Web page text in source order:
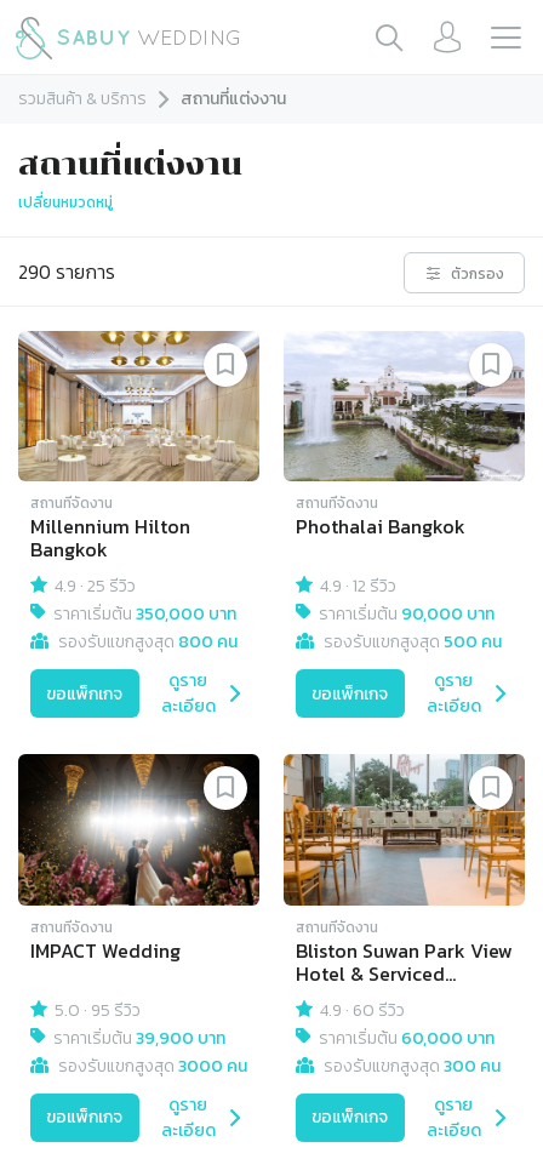
รวมสินค้า & บริการ สถานที่แต่งงาน
สถานที่แต่งงาน
เปลี่ยนหมวดหมู่
290 รายการ ตัวกรอง
สถานที่จัดงาน
Millennium Hilton
Bangkok
4.9 ·25 รีวิว
ราคาเริ่มต้น350,000 บาท
รองรับแขกสูงสุด 800 คน
ขอแพ็กเกจ
ดูราย
ละเอียด
สถานที่จัดงาน
Phothalai Bangkok
4.9 ·12 รีวิว
ราคาเริ่มต้น 90,000 บาท
รองรับแขกสูงสุด 500 คน
ขอแพ็กเกจ
ดูราย
ละเอียด
สถานที่จัดงาน
IMPACT Wedding
5.0 · 95 รีวิว
ราคาเริ่มต้น39,900 บาท
รองรับแขกสูงสุด3000 คน
ขอแพ็กเกจ
ดูราย
ละเอียด
สถานที่จัดงาน
Bliston Suwan Park View
Hotel & Serviced
Residence
4.9 · 60 รีวิว
ราคาเริ่มต้น 60,000 บาท
รองรับแขกสูงสุด300 คน
ขอแพ็กเกจ
ดูราย
ละเอียด